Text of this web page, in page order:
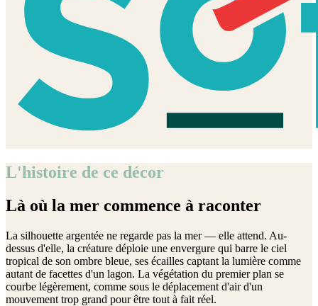
L'histoire de ce décor
Là où la mer commence à raconter
La silhouette argentée ne regarde pas la mer — elle attend. Au-
dessus d'elle, la créature déploie une envergure qui barre le ciel
tropical de son ombre bleue, ses écailles captant la lumière comme
autant de facettes d'un lagon. La végétation du premier plan se
courbe légèrement, comme sous le déplacement d'air d'un
mouvement trop grand pour être tout à fait réel.